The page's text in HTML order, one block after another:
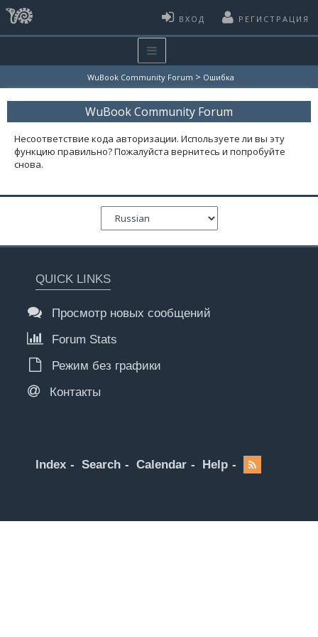
ВХОД РЕГИСТРАЦИЯ
WuBook Community Forum > Ошибка
WuBook Community Forum
Несоответствие кода авторизации. Используете ли вы эту
функцию правильно? Пожалуйста вернитесь и попробуйте
снова.
QUICK LINKS
Просмотр новых сообщений
Forum Stats
Режим без графики
Контакты
Index Search Calendar Help